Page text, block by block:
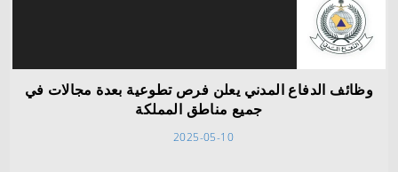
وظائف الدفاع المدني يعلن فرص تطوعية بعدة مجالات في
جميع مناطق المملكة
2025-05-10